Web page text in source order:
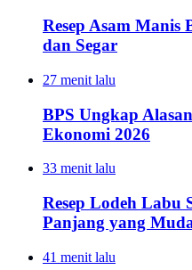
Resep Asam Manis
dan Segar
27 menit lalu
BPS Ungkap
Ekonomi 2026
33 menit lalu
Resep Lodeh Labu
Panjang yang
41 menit lalu